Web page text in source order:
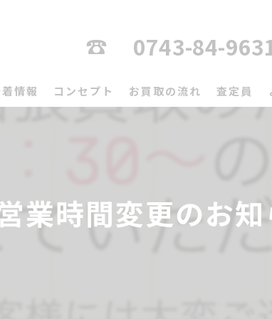
0743-84-
情報 コンセプト お買取の流れ 査定員
業時間変更のお知